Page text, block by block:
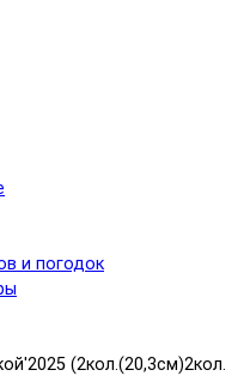
и погодок
(2кол.(20,3см)2кол.